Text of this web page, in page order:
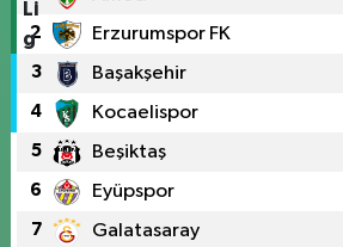
2 Erzurumspor FK
3 Başakşehir
4 Kocaelispor
5 Beşiktaş
6 Eyüpspor
7 Galatasaray